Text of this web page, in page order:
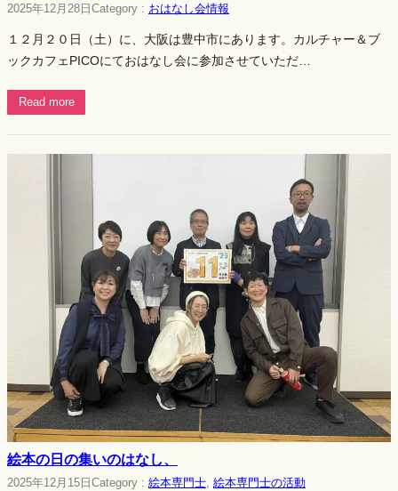
2025年12月28日 Category : おはなし会情報
１２月２０日（土）に、大阪は豊中市にあります。カルチャー＆ブ
ックカフェPICOにておはなし会に参加させていただ…
Read more
絵本の日の集いのはなし、
2025年12月15日 Category : 絵本専門士, 絵本専門士の活動